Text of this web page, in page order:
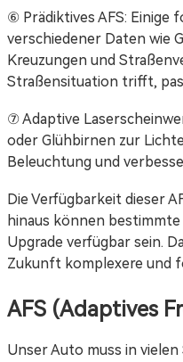
⑥ Prädiktives AFS:
verschiedener Daten wie
Kreuzungen und
Straßensituation trifft,
⑦ Adaptive
oder Glühbirnen zur
Beleuchtung und
Die Verfügbarkeit dieser
hinaus können
Upgrade verfügbar sein.
Zukunft komplexere und
AFS (Adaptives
Unser Auto muss in